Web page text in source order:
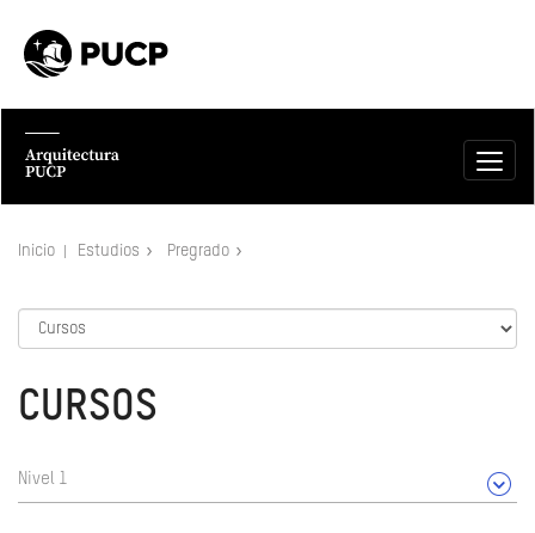
Inicio Estudios Pregrado
CURSOS
Nivel 1